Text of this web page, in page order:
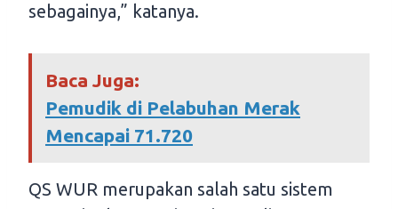
sebagainya,” katanya.
Baca Juga:
Pemudik di Pelabuhan Merak
Mencapai 71.720
QS WUR merupakan salah satu sistem